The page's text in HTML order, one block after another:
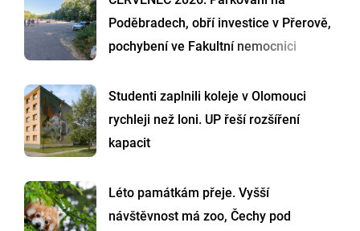
Poděbradech, obří investice v Přerově,
pochybení ve Fakultní nemocnici
Studenti zaplnili koleje v Olomouci
rychleji než loni. UP řeší rozšíření
kapacit
Léto památkám přeje. Vyšší
návštěvnost má zoo, Čechy pod